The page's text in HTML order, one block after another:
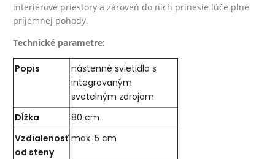
interiérové priestory a zároveň do nich prinesie lúče plné
príjemnej pohody.
Technické parametre:
Popis
nástenné svietidlo s
integrovaným
svetelným zdrojom
Dĺžka
80 cm
Vzdialenosť
od steny
max. 5 cm